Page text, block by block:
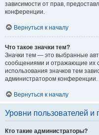
зависимости от прав,
конференции.
Вернуться к началу
Что такое значки тем?
Значки тем — это выбранные
сообщениями и отражающие их
использования значков тем
администратором конференции.
Вернуться к началу
Уровни пользователей и
Кто такие администраторы?